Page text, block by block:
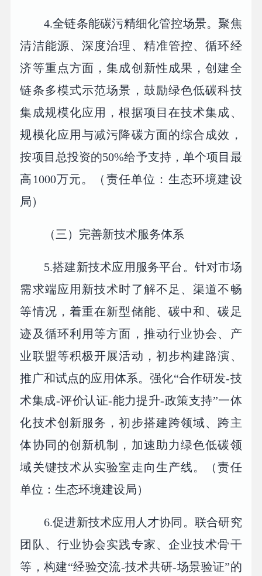
4.全链条能碳污精细化管控场景。聚焦
清洁能源、深度治理、精准管控、循环经
济等重点方面，集成创新性成果，创建全
链条多模式示范场景，鼓励绿色低碳科技
集成规模化应用，根据项目在技术集成、
规模化应用与减污降碳方面的综合成效，
按项目总投资的50%给予支持，单个项目最
高1000万元。（责任单位：生态环境建设
局）
（三）完善新技术服务体系
5.搭建新技术应用服务平台。针对市场
需求端应用新技术时了解不足、渠道不畅
等情况，着重在新型储能、碳中和、碳足
迹及循环利用等方面，推动行业协会、产
业联盟等积极开展活动，初步构建路演、
推广和试点的应用体系。强化“合作研发-技
术集成-评价认证-能力提升-政策支持”一体
化技术创新服务，初步搭建跨领域、跨主
体协同的创新机制，加速助力绿色低碳领
域关键技术从实验室走向生产线。（责任
单位：生态环境建设局）
6.促进新技术应用人才协同。联合研究
团队、行业协会实践专家、企业技术骨干
等，构建“经验交流-技术共研-场景验证”的